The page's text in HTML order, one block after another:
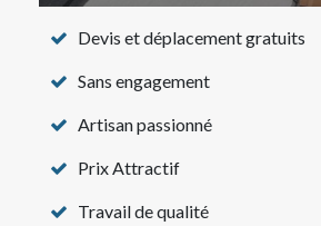
Devis et déplacement gratuits
Sans engagement
Artisan passionné
Prix Attractif
Travail de qualité